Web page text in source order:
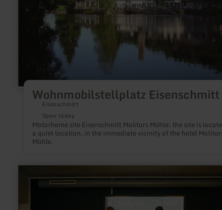
Wohnmobilstellplatz Eisenschmitt
Eisenschmitt
Open today
Motorhome site Eisenschmitt Molitors Mühle: the site is
a quiet location, in the immediate vicinity of the hotel
Mühle.